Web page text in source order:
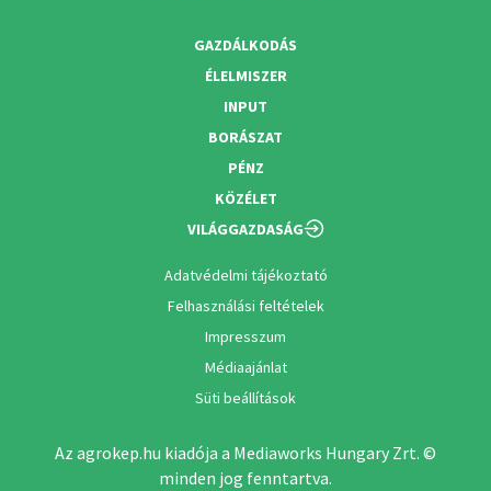
GAZDÁLKODÁS
ÉLELMISZER
INPUT
BORÁSZAT
PÉNZ
KÖZÉLET
VILÁGGAZDASÁG
Adatvédelmi tájékoztató
Felhasználási feltételek
Impresszum
Médiaajánlat
Süti beállítások
Az agrokep.hu kiadója a Mediaworks Hungary Zrt. ©
minden jog fenntartva.